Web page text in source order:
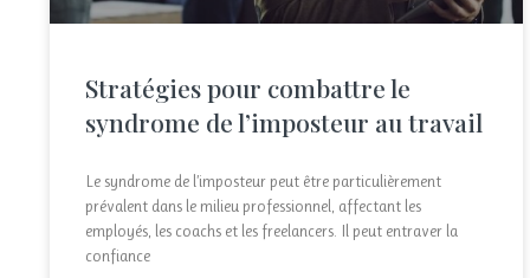
Stratégies pour combattre le
syndrome de l’imposteur au travail
Le syndrome de l’imposteur peut être particulièrement
prévalent dans le milieu professionnel, affectant les
employés, les coachs et les freelancers. Il peut entraver la
confiance